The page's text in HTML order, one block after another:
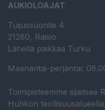
AUKIOLOAJAT
Tuijussuontie 4
21280, Raisio
Lähellä paikkaa Turku
Maanantai-perjantai:
Toimipisteemme sijaitsee
Huhkon